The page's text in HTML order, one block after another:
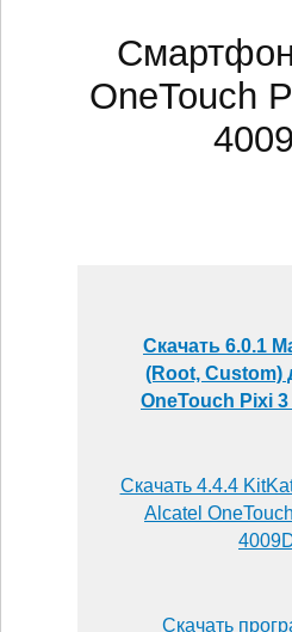
OneTouch
Скачать 6.0.1
(Root, Custom)
OneTouch Pixi 3
Скачать 4.4.4
Alcatel
Скачать